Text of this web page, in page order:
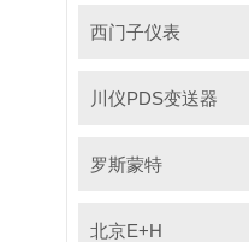
西门子仪表
川仪PDS变送器
罗斯蒙特
北京E+H